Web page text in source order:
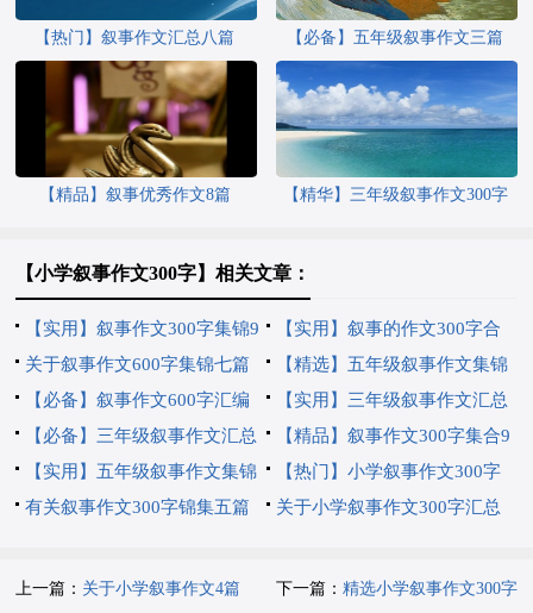
【热门】叙事作文汇总八篇 【必备】五年级叙事作文三篇
【精品】叙事优秀作文8篇
【精华】三年级叙事作文300字
【小学叙事作文300字】相关文章：
【实用】叙事作文300字集锦9
篇
【实用】叙事的作文300字合
集9篇
关于叙事作文600字集锦七篇
【精选】五年级叙事作文集锦
6篇
【必备】叙事作文600字汇编
十篇
【实用】三年级叙事作文汇总
八篇
【必备】三年级叙事作文汇总
7篇
【精品】叙事作文300字集合9
篇
【实用】五年级叙事作文集锦
8篇
【热门】小学叙事作文300字
汇编6篇
有关叙事作文300字锦集五篇
关于小学叙事作文300字汇总
上一篇： 关于小学叙事作文4篇 下一篇： 精选小学叙事作文300字